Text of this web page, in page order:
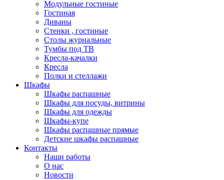
Модульные гостиные
Гостиная
Диваны
Стенки , гостиные
Столы журнальные
Тумбы под ТВ
Кресла-качалки
Кресла
Полки и стеллажи
Шкафы
Шкафы распашные
Шкафы для посуды, витрины
Шкафы для одежды
Шкафы-купе
Шкафы распашные прямые
Детские шкафы распашные
Контакты
Наши работы
О нас
Новости